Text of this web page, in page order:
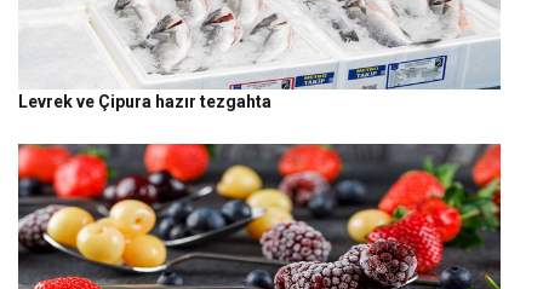
Levrek ve Çipura hazır tezgahta